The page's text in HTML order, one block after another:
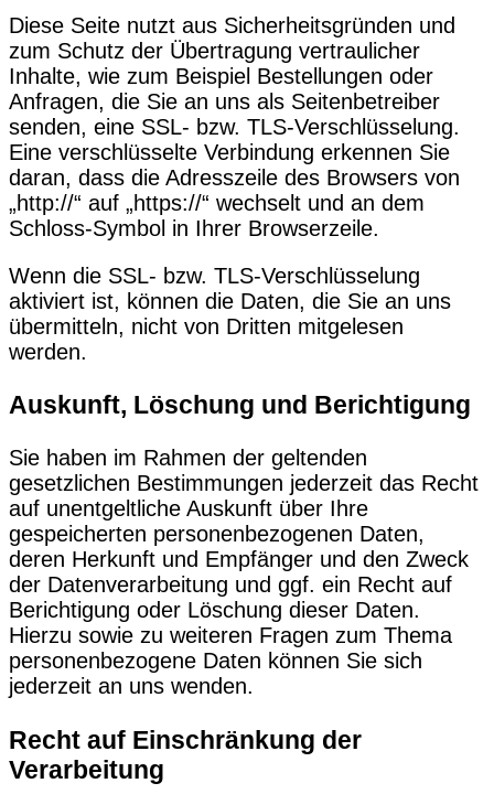
Diese Seite nutzt aus Sicherheitsgründen und
zum Schutz der Übertragung vertraulicher
Inhalte, wie zum Beispiel Bestellungen oder
Anfragen, die Sie an uns als Seitenbetreiber
senden, eine SSL- bzw. TLS-Verschlüsselung.
Eine verschlüsselte Verbindung erkennen Sie
daran, dass die Adresszeile des Browsers von
„http://“ auf „https://“ wechselt und an dem
Schloss-Symbol in Ihrer Browserzeile.
Wenn die SSL- bzw. TLS-Verschlüsselung
aktiviert ist, können die Daten, die Sie an uns
übermitteln, nicht von Dritten mitgelesen
werden.
Auskunft, Löschung und Berichtigung
Sie haben im Rahmen der geltenden
gesetzlichen Bestimmungen jederzeit das Recht
auf unentgeltliche Auskunft über Ihre
gespeicherten personenbezogenen Daten,
deren Herkunft und Empfänger und den Zweck
der Datenverarbeitung und ggf. ein Recht auf
Berichtigung oder Löschung dieser Daten.
Hierzu sowie zu weiteren Fragen zum Thema
personenbezogene Daten können Sie sich
jederzeit an uns wenden.
Recht auf Einschränkung der
Verarbeitung